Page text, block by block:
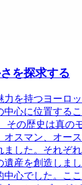
を探求する
力を持つヨーロ
中心に位置する
その歴史は真の
オスマン、オー
ました。それぞ
遺産を創造しま
中心でした。こ